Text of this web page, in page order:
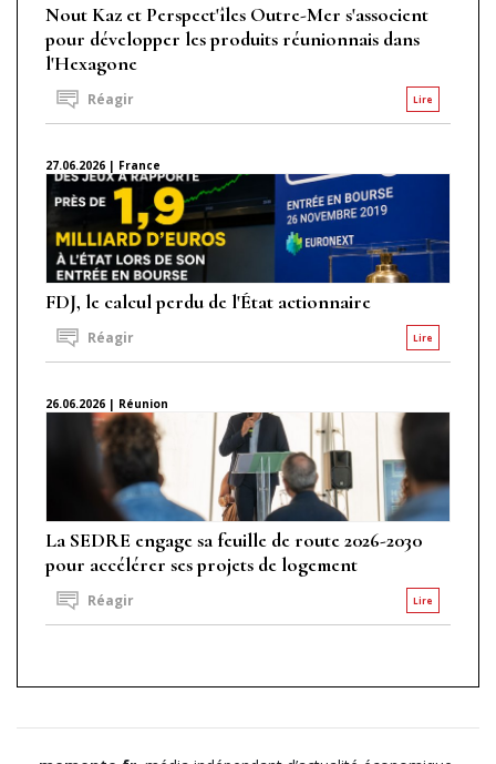
Nout Kaz et Perspect'îles Outre-Mer s'associent
pour développer les produits réunionnais dans
l'Hexagone
Lire
Réagir
27.06.2026 | France
FDJ, le calcul perdu de l'État actionnaire
Lire
Réagir
26.06.2026 | Réunion
La SEDRE engage sa feuille de route 2026-2030
pour accélérer ses projets de logement
Lire
Réagir